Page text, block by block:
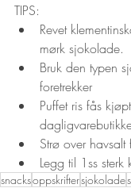
TIPS:
Revet
mørk sjokolade.
Bruk den typen
foretrekker
Puffet ris fås
Strø over havsalt
Legg til 1ss
snacksoppskriftersjokolade